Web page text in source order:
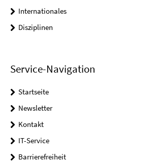
Internationales
Disziplinen
Service-Navigation
Startseite
Newsletter
Kontakt
IT-Service
Barrierefreiheit